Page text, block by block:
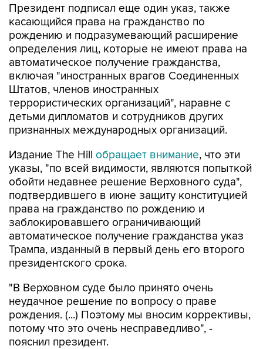
Президент подписал еще один указ, также
касающийся права на гражданство по
рождению и подразумевающий расширение
определения лиц, которые не имеют права на
автоматическое получение гражданства,
включая "иностранных врагов Соединенных
Штатов, членов иностранных
террористических организаций", наравне с
детьми дипломатов и сотрудников других
признанных международных организаций.
Издание The Hill обращает внимание, что эти
указы, "по всей видимости, являются попыткой
обойти недавнее решение Верховного суда",
подтвердившего в июне защиту конституцией
права на гражданство по рождению и
заблокировавшего ограничивающий
автоматическое получение гражданства указ
Трампа, изданный в первый день его второго
президентского срока.
"В Верховном суде было принято очень
неудачное решение по вопросу о праве
рождения. (...) Поэтому мы вносим коррективы,
потому что это очень несправедливо", -
пояснил президент.